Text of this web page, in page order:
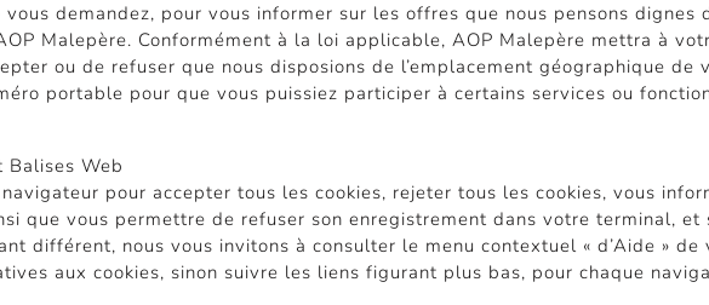
demandez, pour vous informer sur les offres que nous pensons dignes
Malepère. Conformément à la loi applicable, AOP Malepère mettra à
ou de refuser que nous disposions de l’emplacement géographique
portable pour que vous puissiez participer à certains services ou
Balises Web
pour accepter tous les cookies, rejeter tous les cookies, vous
que vous permettre de refuser son enregistrement dans votre terminal, et
différent, nous vous invitons à consulter le menu contextuel « d’Aide »
aux cookies, sinon suivre les liens figurant plus bas, pour chaque